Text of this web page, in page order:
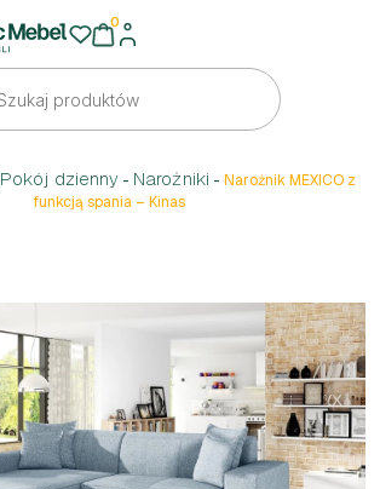
0
Pokój dzienny - Narożniki - Narożnik MEXICO z
funkcją spania – Kinas